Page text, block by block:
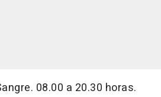
08.00 a 20.30 horas.